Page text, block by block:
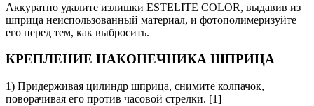
Аккуратно удалите излишки ESTELITE COLOR, выдавив из
шприца неиспользованный материал, и фотополимеризуйте
его перед тем, как выбросить.
КРЕПЛЕНИЕ НАКОНЕЧНИКА ШПРИЦА
1) Придерживая цилиндр шприца, снимите колпачок,
поворачивая его против часовой стрелки. [1]